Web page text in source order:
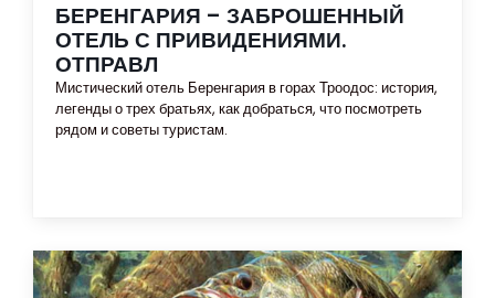
БЕРЕНГАРИЯ – ЗАБРОШЕННЫЙ
ОТЕЛЬ С ПРИВИДЕНИЯМИ.
ОТПРАВЛ
Мистический отель Беренгария в горах Троодос: история,
легенды о трех братьях, как добраться, что посмотреть
рядом и советы туристам.